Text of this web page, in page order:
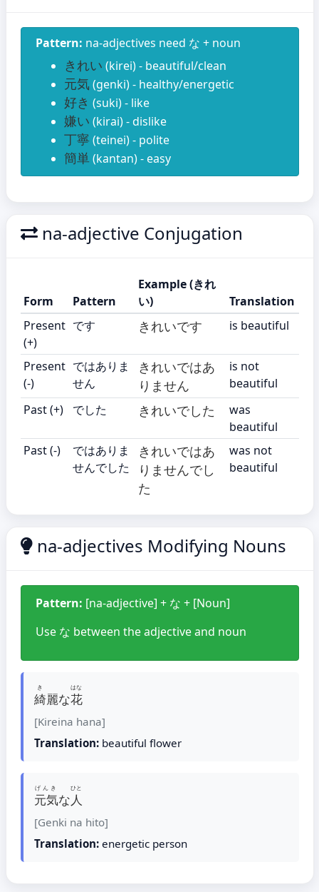
Pattern: na-adjectives need な + noun
きれい (kirei) - beautiful/clean
元気 (genki) - healthy/energetic
好き (suki) - like
嫌い (kirai) - dislike
丁寧(teinei) - polite
簡単(kantan) - easy
na-adjective Conjugation
Form Pattern
Example (きれ
い)
Translation
Present
(+)
です きれいです is beautiful
Present
(-)
ではありま
せん
きれいではあ
りません
is not
beautiful
Past (+)
でした きれいでした
was
beautiful
Past (-)
ではありま
せんでした
きれいではあ
りませんでし
た
was not
beautiful
na-adjectives Modifying Nouns
Pattern: [na-adjective] + な + [Noun]
Use な between the adjective and noun
綺
き
麗な花
はな
[Kireina hana]
Translation:beautiful flower
元気
げんき
な人
ひと
[Genki na hito]
Translation:energetic person